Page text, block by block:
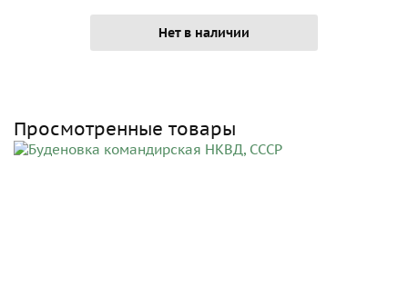
Нет в наличии
Просмотренные товары